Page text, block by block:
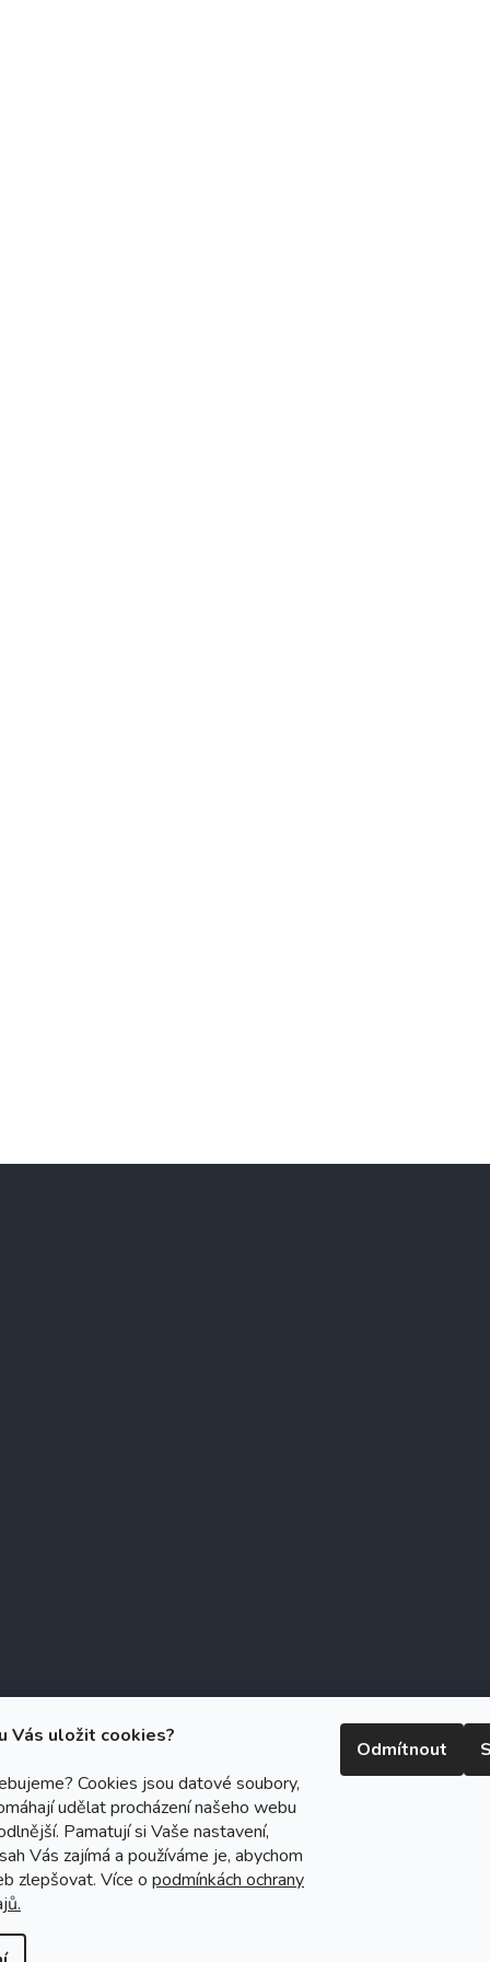
Vás uložit cookies?
Cookies jsou datové soubory,
udělat procházení našeho webu
Pamatují si Vaše nastavení,
Vás zajímá a používáme je, abychom
zlepšovat. Více o podmínkách ochrany
Odmítnout
2026Zubáček.cz. Všechna práva vyhrazena.
návrh vytvořil a na Shoptet implementoval
Vytvořil Shoptet